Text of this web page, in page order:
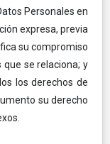
Personales en
expresa, previa
su compromiso
que se relaciona; y
los derechos de
su derecho